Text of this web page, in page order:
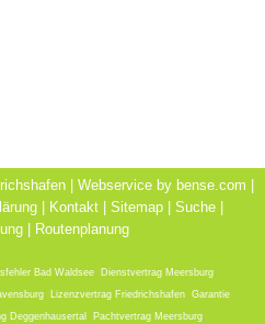
| Webservice by bense.com
Kontakt Sitemap Suche
Routenplanung
Bad Waldsee, Dienstvertrag Meersburg,
Lizenzvertrag Friedrichshafen Garantie
Deggenhausertal Pachtvertrag Meersburg